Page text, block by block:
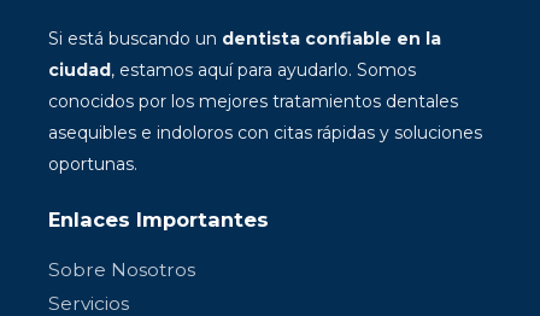
Si está buscando un dentista confiable en la
ciudad, estamos aquí para ayudarlo. Somos
conocidos por los mejores tratamientos dentales
asequibles e indoloros con citas rápidas y soluciones
oportunas.
Enlaces Importantes
Sobre Nosotros
Servicios